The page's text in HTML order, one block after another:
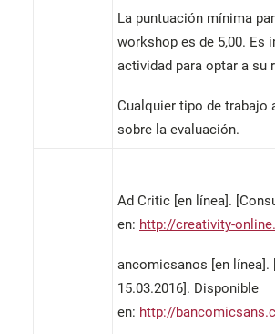
La puntuación mínima
workshop es de 5,00. Es
actividad para optar a su
Cualquier tipo de trabajo
sobre la evaluación.
Ad Critic [en línea].
en: http://creativity-
ancomicsanos [en línea].
15.03.2016]. Disponible
en: http://